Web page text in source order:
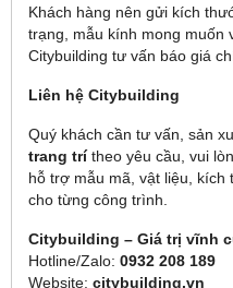
Khách hàng nên gửi kích
trạng, mẫu kính mong muốn
Citybuilding tư vấn báo giá
Liên hệ Citybuilding
Quý khách cần tư vấn, sản
trang trítheo yêu cầu, vui
hỗ trợ mẫu mã, vật liệu,
cho từng công trình.
Citybuilding – Giá trị vĩnh
Hotline/Zalo: 0932 208 189
Website: citybuilding.vn